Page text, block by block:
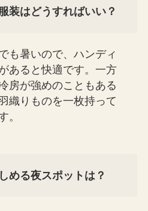
装はどうすればいい？
も暑いので、ハンディ
あると快適です。一方
房が強めのこともある
織りものを一枚持って
。
める夜スポットは？